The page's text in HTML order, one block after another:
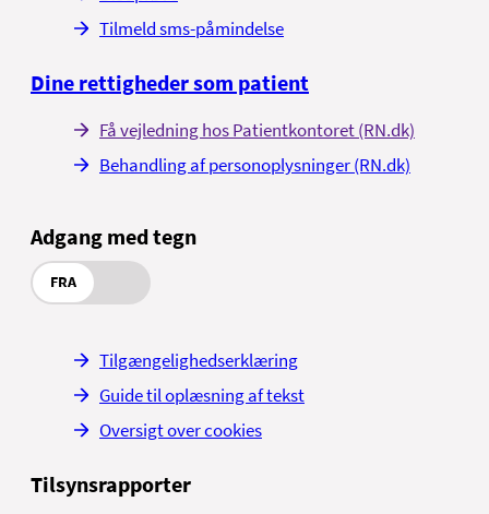
Tilmeld sms-påmindelse
Dine rettigheder som patient
Få vejledning hos Patientkontoret (RN.dk)
Behandling af personoplysninger (RN.dk)
Adgang med tegn
FRA
Tilgængelighedserklæring
Guide til oplæsning af tekst
Oversigt over cookies
Tilsynsrapporter